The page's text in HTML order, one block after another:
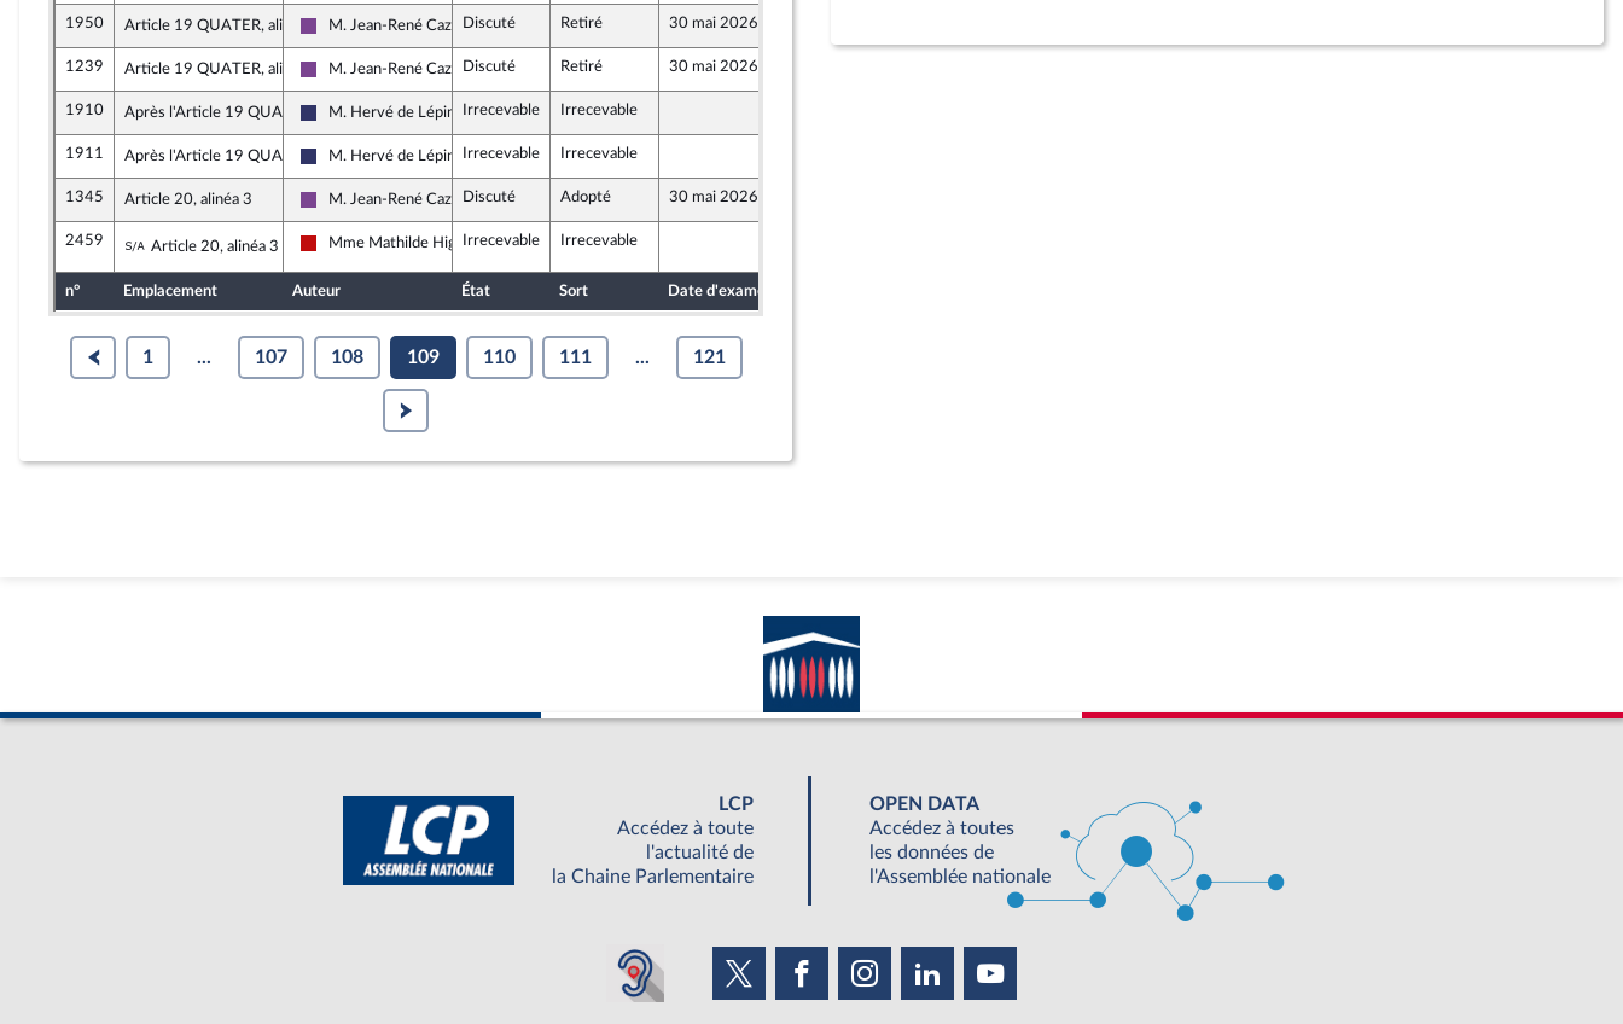
1950 Article 19 QUATER, alinéa 1
Ensemble pour la République
M. Jean-René Cazeneuve
Discuté Retiré 30 mai 2026
1239 Article 19 QUATER, alinéa 3
Ensemble pour la République
M. Jean-René Cazeneuve
Discuté Retiré 30 mai 2026
1910 Après l'Article 19 QUATER
Rassemblement National
M. Hervé de LépinauIrrecevable Irrecevable
1911 Après l'Article 19 QUATER
Rassemblement National
M. Hervé de LépinauIrrecevable Irrecevable
1345 Article 20, alinéa 3
Ensemble pour la République
M. Jean-René Cazeneuve
Discuté Adopté 30 mai 2026
2459 Sous-amendement de l'amendement n°1345
Article 20, alinéa 3 La France insoumise - Nouveau Front Populaire
Mme Mathilde HignetIrrecevable Irrecevable
n° Emplacement Auteur État Sort Date d'examen
1 ... 107 108 109 110 111 ... 121
LCP
Accédez à toute
l'actualité de
la Chaine Parlementaire
OPEN DATA
Accédez à toutes
les données de
l'Assemblée nationale